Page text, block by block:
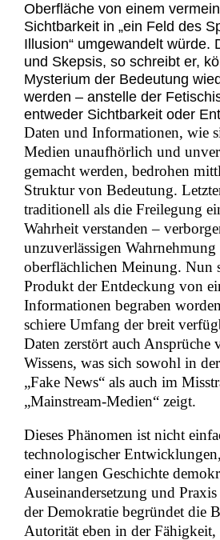
Oberfläche von einem
Sichtbarkeit in „ein Feld des
Illusion“ umgewandelt würde.
und Skepsis, so schreibt er,
Mysterium der Bedeutung
werden – anstelle der
entweder Sichtbarkeit oder
Daten und Informationen, wie
Medien unaufhörlich und
gemacht werden, bedrohen
Struktur von Bedeutung.
traditionell als die Freilegung
Wahrheit verstanden –
unzuverlässigen
oberflächlichen Meinung. Nun
Produkt der Entdeckung von
Informationen begraben
schiere Umfang der breit
Daten zerstört auch Ansprüche
Wissens, was sich sowohl in
„Fake News“ als auch im
„Mainstream-Medien“ zeigt.
Dieses Phänomen ist nicht
technologischer
einer langen Geschichte
Auseinandersetzung und
der Demokratie begründet die
Autorität eben in der